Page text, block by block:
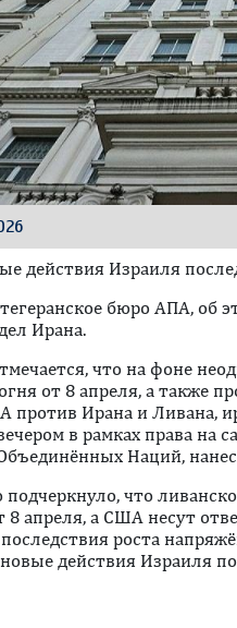
действия Израиля
бюро АПА, об
Ирана.
что на фоне
от 8 апреля, а также
против Ирана и Ливана,
в рамках права на
Наций,
что
8 апреля, а США несут
роста
действия Израиля